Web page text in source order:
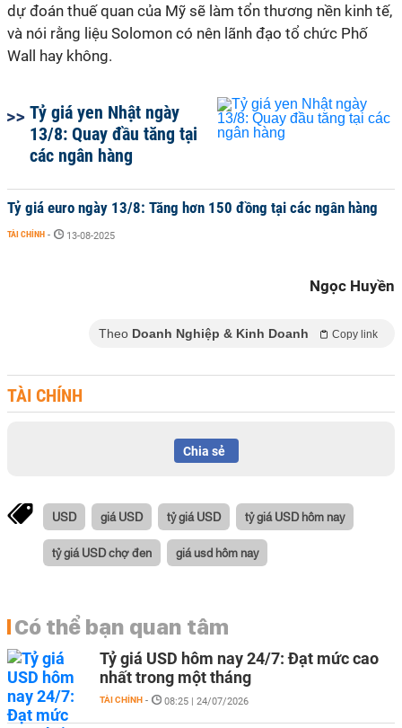
dự đoán thuế quan của Mỹ sẽ làm tổn thương nền kinh tế,
và nói rằng liệu Solomon có nên lãnh đạo tổ chức Phố
Wall hay không.
Tỷ giá yen Nhật ngày
13/8: Quay đầu tăng tại
các ngân hàng
Tỷ giá euro ngày 13/8: Tăng hơn 150 đồng tại các ngân hàng
TÀI CHÍNH - 13-08-2025
Ngọc Huyền
Theo Doanh Nghiệp & Kinh Doanh Copy link
TÀI CHÍNH
Chia sẻ
USD giá USD tỷ giá USD tỷ giá USD hôm nay
tỷ giá USD chợ đen giá usd hôm nay
Có thể bạn quan tâm
Tỷ giá USD hôm nay 24/7: Đạt mức cao
nhất trong một tháng
TÀI CHÍNH - 08:25 | 24/07/2026